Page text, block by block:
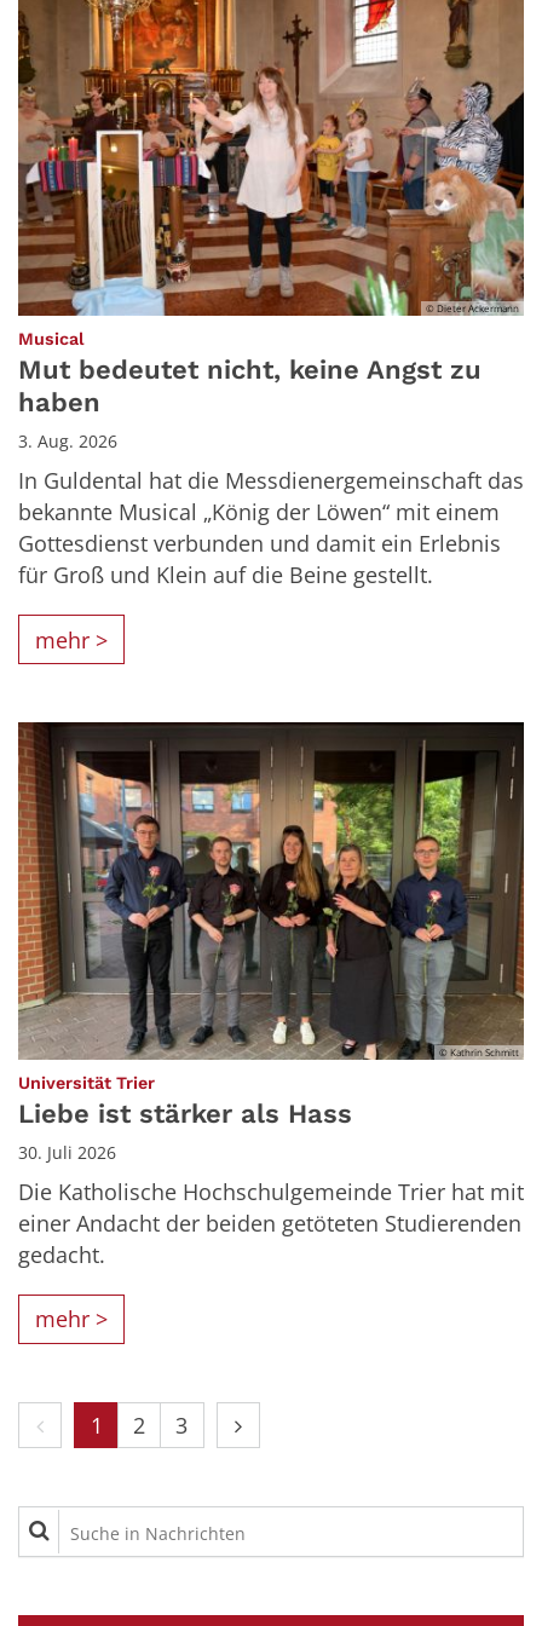
© Dieter Ackermann
Musical:
Mut bedeutet nicht, keine Angst zu
haben
3. Aug. 2026
In Guldental hat die Messdienergemeinschaft das
bekannte Musical „König der Löwen“ mit einem
Gottesdienst verbunden und damit ein Erlebnis
für Groß und Klein auf die Beine gestellt.
mehr >
© Kathrin Schmitt
Universität Trier:
Liebe ist stärker als Hass
30. Juli 2026
Die Katholische Hochschulgemeinde Trier hat mit
einer Andacht der beiden getöteten Studierenden
gedacht.
mehr >
Vorherige Seite
1 2 3 Nächste Seite
Suche in Nachrichten